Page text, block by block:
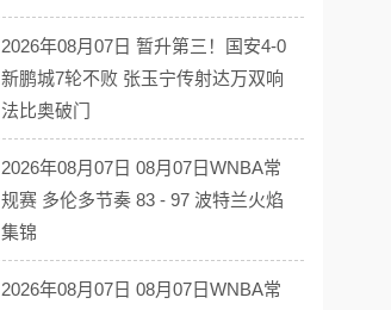
2026年08月07日 暂升第三！国安4-0
新鹏城7轮不败 张玉宁传射达万双响
法比奥破门
2026年08月07日 08月07日WNBA常
规赛 多伦多节奏 83 - 97 波特兰火焰
集锦
2026年08月07日 08月07日WNBA常